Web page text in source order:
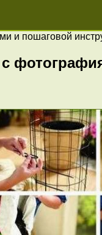
и пошаговой